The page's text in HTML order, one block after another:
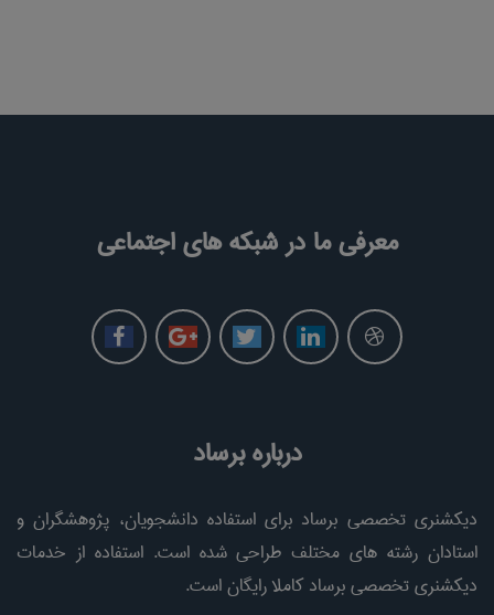
معرفی ما در شبکه های اجتماعی
درباره برساد
دیکشنری تخصصی برساد برای استفاده دانشجویان، پژوهشگران و
استادان رشته های مختلف طراحی شده است. استفاده از خدمات
دیکشنری تخصصی برساد کاملا رایگان است.